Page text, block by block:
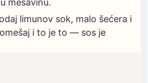
mešavinu.
limunov sok, malo šećera i
i to je to — sos je